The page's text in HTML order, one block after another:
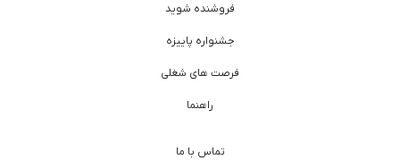
فروشنده شوید
جشنواره پاییزه
فرصت های شغلی
راهنما
تماس با ما